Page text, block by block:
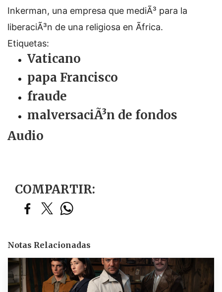
Inkerman, una empresa que mediÃ³ para la
liberaciÃ³n de una religiosa en Ãfrica.
Etiquetas:
Vaticano
papa Francisco
fraude
malversaciÃ³n de fondos
Audio
COMPARTIR:
Notas Relacionadas